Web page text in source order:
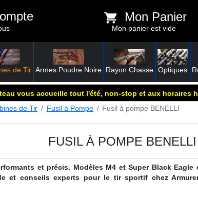
Mon Panier
Mon panier est vide
de Tir Armes Poudre Noire Rayon Chasse Optiques
vous accueille tout l'été, non-stop et aux horaires
de Tir Fusil à Pompe Fusil à pompe BENELLI
FUSIL À POMPE BENELLI
et précis. Modèles M4 et Super Black Eagle
et conseils experts pour le tir sportif chez